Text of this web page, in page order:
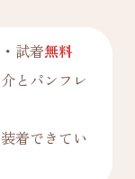
試着無料
とパンフレ
着できてい